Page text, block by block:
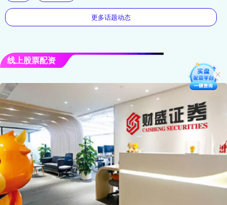
更多话题动态
线上股票配资